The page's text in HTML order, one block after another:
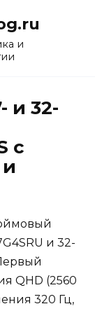
и
и 32-
с
и 32-
QHD (2560
320 Гц,